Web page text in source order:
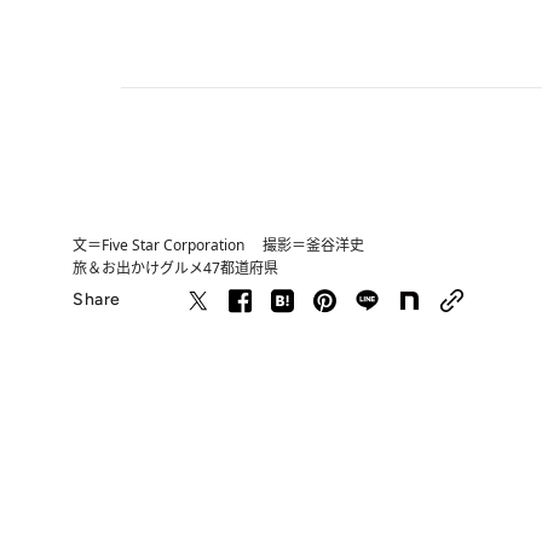
文＝Five Star Corporation 撮影＝釜谷洋史
旅＆お出かけグルメ47都道府県
Share